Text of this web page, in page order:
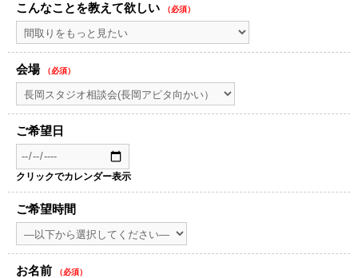
こんなことを教えて欲しい （必須）
会場 （必須）
ご希望日
クリックでカレンダー表示
ご希望時間
お名前 （必須）